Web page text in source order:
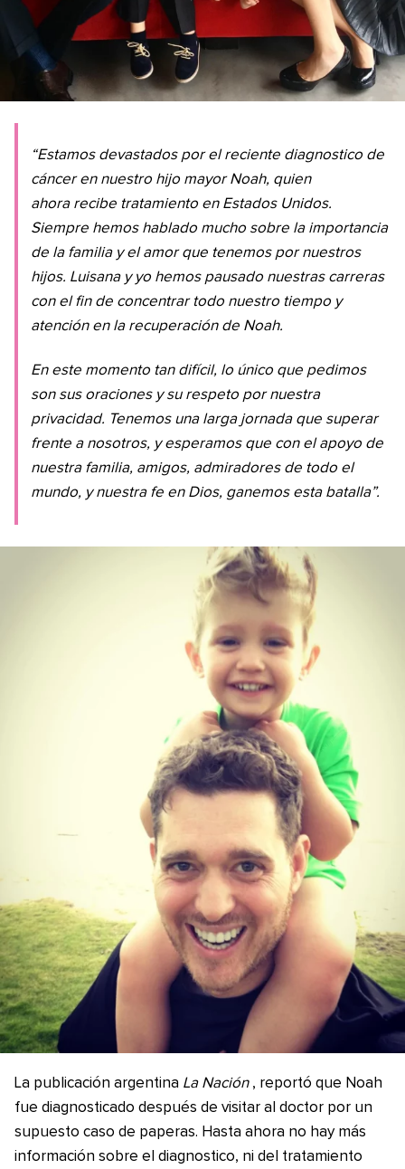
“Estamos devastados por el reciente diagnostico de
cáncer en nuestro hijo mayor Noah, quien
ahora recibe tratamiento en Estados Unidos.
Siempre hemos hablado mucho sobre la importancia
de la familia y el amor que tenemos por nuestros
hijos. Luisana y yo hemos pausado nuestras carreras
con el fin de concentrar todo nuestro tiempo y
atención en la recuperación de Noah.
En este momento tan difícil, lo único que pedimos
son sus oraciones y su respeto por nuestra
privacidad. Tenemos una larga jornada que superar
frente a nosotros, y esperamos que con el apoyo de
nuestra familia, amigos, admiradores de todo el
mundo, y nuestra fe en Dios, ganemos esta batalla”.
La publicación argentina La Nación , reportó que Noah
fue diagnosticado después de visitar al doctor por un
supuesto caso de paperas. Hasta ahora no hay más
información sobre el diagnostico, ni del tratamiento